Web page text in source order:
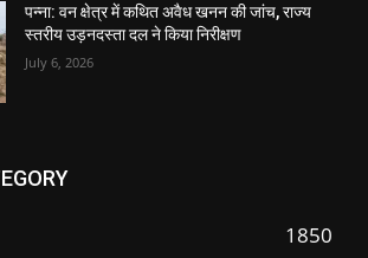
पन्ना: वन क्षेत्र में कथित अवैध खनन की जांच, राज्य
स्तरीय उड़नदस्ता दल ने किया निरीक्षण
July 6, 2026
1850